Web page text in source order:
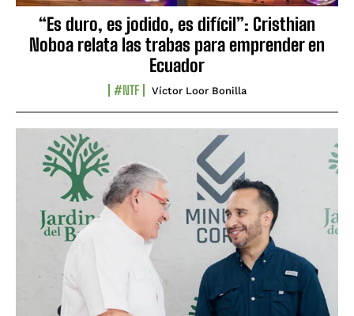
“Es duro, es jodido, es difícil”: Cristhian
Noboa relata las trabas para emprender en
Ecuador
#NTF Víctor Loor Bonilla